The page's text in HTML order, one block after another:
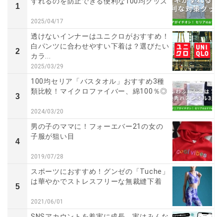
1
2025/04/17
2
透けないインナーはユニクロがおすすめ！
白パンツに合わせやすい下着は？選びたい
カラ...
2025/03/29
3
100均セリア「バスタオル」おすすめ3種
類比較！マイクロファイバー、綿100％◎
2024/03/20
4
男の子のママに！フォーエバー21の女の
子服が狙い目
2019/07/28
5
スポーツにおすすめ！グンゼの「Tuche」
は華やかでストレスフリーな無裁縫下着
2021/06/01